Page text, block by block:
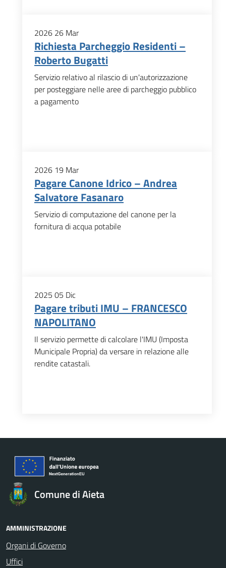
2026 26 Mar
Richiesta Parcheggio Residenti –
Roberto Bugatti
Servizio relativo al rilascio di un'autorizzazione
per posteggiare nelle aree di parcheggio pubblico
a pagamento
2026 19 Mar
Pagare Canone Idrico – Andrea
Salvatore Fasanaro
Servizio di computazione del canone per la
fornitura di acqua potabile
2025 05 Dic
Pagare tributi IMU – FRANCESCO
NAPOLITANO
Il servizio permette di calcolare l'IMU (Imposta
Municipale Propria) da versare in relazione alle
rendite catastali.
Comune di Aieta
AMMINISTRAZIONE
Organi di Governo
Uffici